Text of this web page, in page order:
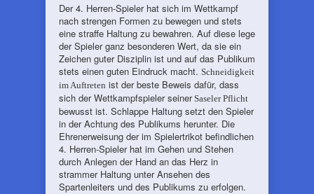
Der 4. Herren-Spieler hat sich im Wettkampf
nach strengen Formen zu bewegen und stets
eine straffe Haltung zu bewahren. Auf diese lege
der Spieler ganz besonderen Wert, da sie ein
Zeichen guter Disziplin ist und auf das Publikum
stets einen guten Eindruck macht. Schneidigkeit
im Auftreten ist der beste Beweis dafür, dass
sich der Wettkampfspieler seinerSaseler Pflicht
bewusst ist. Schlappe Haltung setzt den Spieler
in der Achtung des Publikums herunter. Die
Ehrenerweisung der im Spielertrikot befindlichen
4. Herren-Spieler hat im Gehen und Stehen
durch Anlegen der Hand an das Herz in
strammer Haltung unter Ansehen des
Spartenleiters und des Publikums zu erfolgen.